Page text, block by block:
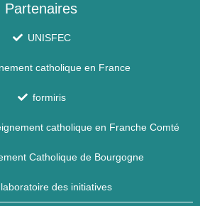
Partenaires
UNISFEC
catholique en France
formiris
catholique en Franche Comté
Catholique de Bourgogne
des initiatives